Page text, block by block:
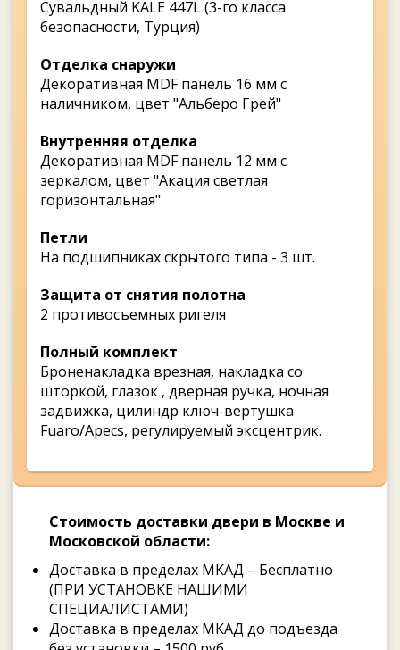
Сувальдный KALE 447L (3-го класса
безопасности, Турция)
Отделка снаружи
Декоративная MDF панель 16 мм с
наличником, цвет "Альберо Грей"
Внутренняя отделка
Декоративная MDF панель 12 мм с
зеркалом, цвет "Акация светлая
горизонтальная"
Петли
На подшипниках скрытого типа - 3 шт.
Защита от снятия полотна
2 противосъемных ригеля
Полный комплект
Броненакладка врезная, накладка со
шторкой, глазок , дверная ручка, ночная
задвижка, цилиндр ключ-вертушка
Fuaro/Apecs, регулируемый эксцентрик.
Стоимость доставки двери в Москве и
Московской области:
Доставка в пределах МКАД – Бесплатно
(ПРИ УСТАНОВКЕ НАШИМИ
СПЕЦИАЛИСТАМИ)
Доставка в пределах МКАД до подъезда